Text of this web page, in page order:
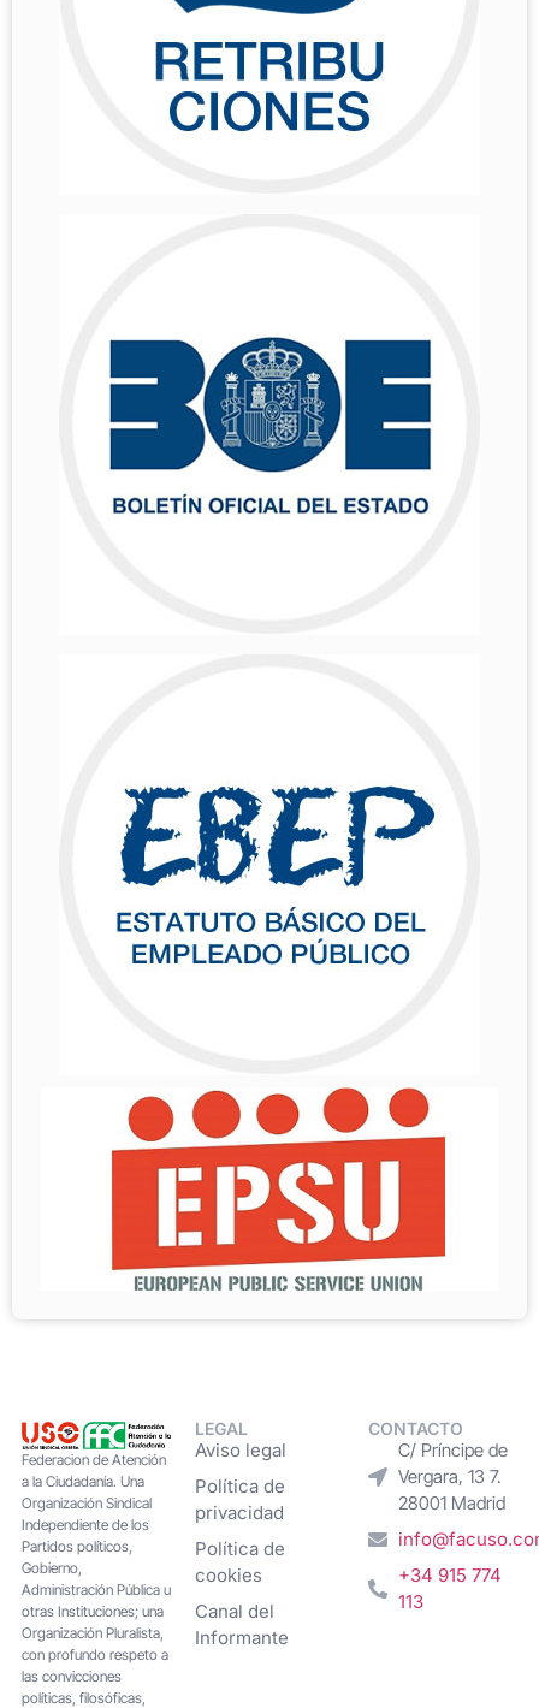
Federacion de Atención
a la Ciudadanía. Una
Organización Sindical
Independiente de los
Partidos políticos,
Gobierno,
Administración Pública u
otras Instituciones; una
Organización Pluralista,
con profundo respeto a
las convicciones
políticas, filosóficas,
LEGAL
Aviso legal
Política de
privacidad
Política de
cookies
Canal del
Informante
CONTACTO
C/ Príncipe de
Vergara, 13 7.
28001 Madrid
+34 915 774
113